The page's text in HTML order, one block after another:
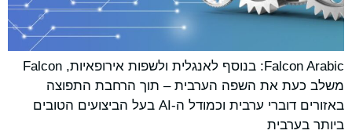
Falcon Arabic: בנוסף לאנגלית ולשפות אירופאיות, Falcon
משלב כעת את השפה הערבית – תוך הרחבת התפוצה
באזורים דוברי ערבית וכמודל ה-AI בעל הביצועים הטובים
ביותר בערבית